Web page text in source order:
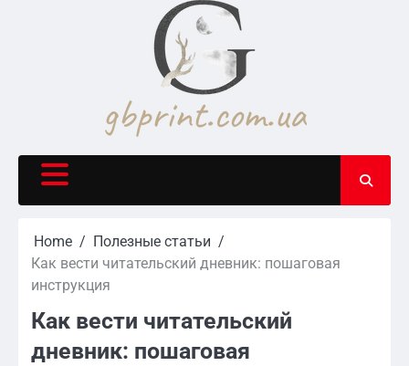
Home
Полезные статьи
Как вести читательский дневник: пошаговая
инструкция
Как вести читательский
дневник: пошаговая